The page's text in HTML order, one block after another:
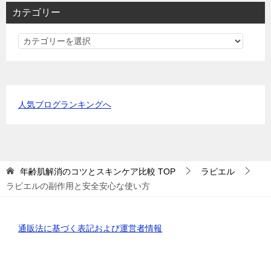
カテゴリー
カ
ー
人気ブログランキングへ
年齢肌解消のコツとスキンケア比較 TOP
ラピエル
ラピエルの副作用と安全安心な使い方
通販法に基づく表記および運営者情報